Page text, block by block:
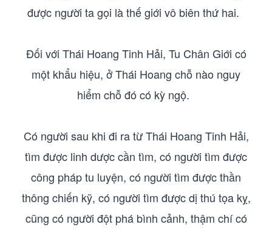
được người ta gọi là thế giới vô biên thứ hai.
Đối với Thái Hoang Tinh Hải, Tu Chân Giới có
một khẩu hiệu, ở Thái Hoang chỗ nào nguy
hiểm chỗ đó có kỳ ngộ.
Có người sau khi đi ra từ Thái Hoang Tinh Hải,
tìm được linh dược cần tìm, có người tìm được
công pháp tu luyện, có người tìm được thần
thông chiến kỹ, có người tìm được dị thú tọa kỵ,
cũng có người đột phá bình cảnh, thậm chí có